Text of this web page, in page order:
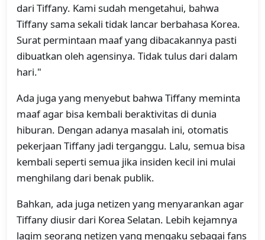
dari Tiffany. Kami sudah mengetahui, bahwa
Tiffany sama sekali tidak lancar berbahasa Korea.
Surat permintaan maaf yang dibacakannya pasti
dibuatkan oleh agensinya. Tidak tulus dari dalam
hari."
Ada juga yang menyebut bahwa Tiffany meminta
maaf agar bisa kembali beraktivitas di dunia
hiburan. Dengan adanya masalah ini, otomatis
pekerjaan Tiffany jadi terganggu. Lalu, semua bisa
kembali seperti semua jika insiden kecil ini mulai
menghilang dari benak publik.
Bahkan, ada juga netizen yang menyarankan agar
Tiffany diusir dari Korea Selatan. Lebih kejamnya
lagim seorang netizen yang mengaku sebagai fans